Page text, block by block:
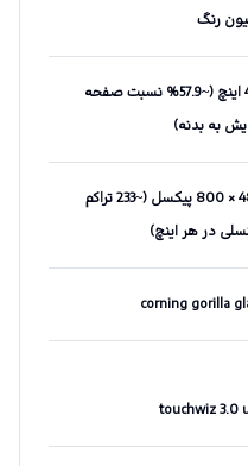
رنگ
4.0 اینچ (~57.9% نسبت صفحه
به بدنه)
480 × 800 پیکسل (~233 تراکم
در هر اینچ)
corning gorilla